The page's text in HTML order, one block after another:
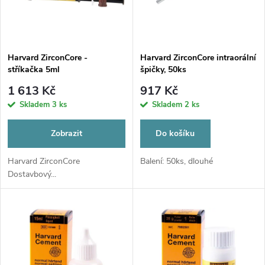
p
r
o
d
u
s
p
r
o
d
u
Harvard ZirconCore -
stříkačka 5ml
1 613 Kč
Skladem 3 ks
Zobrazit
Harvard ZirconCore
Dostavbový...
Harvard ZirconCore intraorální
špičky, 50ks
917 Kč
Skladem 2 ks
Do košíku
Balení: 50ks, dlouhé